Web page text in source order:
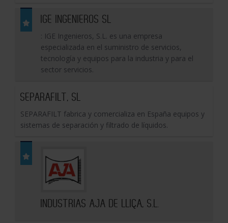
IGE INGENIEROS SL
: IGE Ingenieros, S.L. es una empresa
especializada en el suministro de servicios,
tecnología y equipos para la industria y para el
sector servicios.
SEPARAFILT, SL
SEPARAFILT fabrica y comercializa en España equipos y
sistemas de separación y filtrado de líquidos.
INDUSTRIAS AJA DE LLIÇA, S.L.